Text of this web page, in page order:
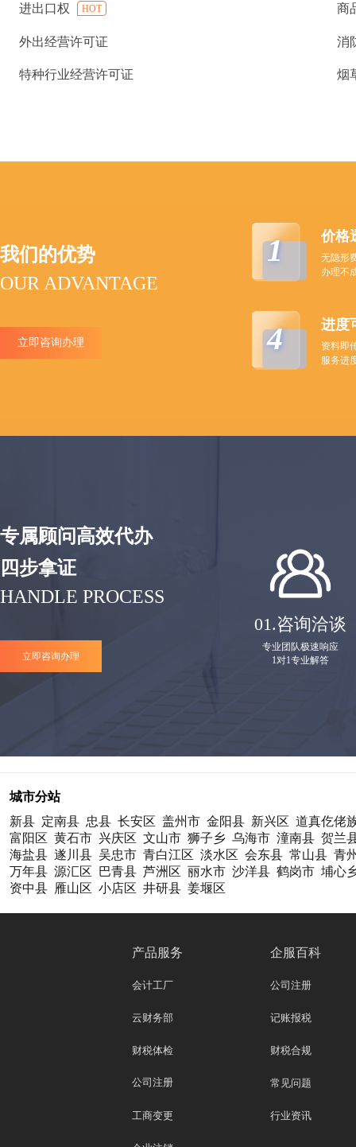
进出口权 HOT 商
外出经营许可证 消
特种行业经营许可证 烟
我们的优势
OUR ADVANTAGE
立即咨询办理
1 价格
无隐形
办理不
4 进度
资料即
服务进
专属顾问高效代办
四步拿证
HANDLE PROCESS
立即咨询办理
01.咨询洽谈
专业团队极速响应
1对1专业解答
城市分站
新县 定南县 忠县 长安区 盖州市 金阳县 新兴区 道真仡佬
富阳区 黄石市 兴庆区 文山市 狮子乡 乌海市 潼南县 贺兰
海盐县 遂川县 吴忠市 青白江区 淡水区 会东县 常山县 青
万年县 源汇区 巴青县 芦洲区 丽水市 沙洋县 鹤岗市 埔心
资中县 雁山区 小店区 井研县 姜堰区
产品服务
会计工厂
云财务部
财税体检
公司注册
工商变更
企服百科
公司注册
记账报税
财税合规
常见问题
行业资讯